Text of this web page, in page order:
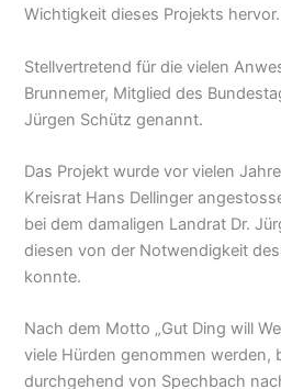
Wichtigkeit dieses Projekts hervor.
Stellvertretend für die vielen
Brunnemer, Mitglied des
Jürgen Schütz genannt.
Das Projekt wurde vor vielen
Kreisrat Hans Dellinger
bei dem damaligen Landrat Dr.
diesen von der Notwendigkeit
konnte.
Nach dem Motto „Gut Ding will
viele Hürden genommen werden,
durchgehend von Spechbach